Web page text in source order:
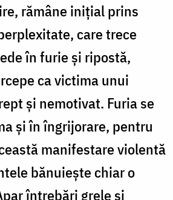
rămâne iniţial prins
care trece
în furie şi ripostă,
ca victima unui
şi nemotivat. Furia se
şi în îngrijorare, pentru
manifestare violentă
bănuieşte chiar o
întrebări grele şi